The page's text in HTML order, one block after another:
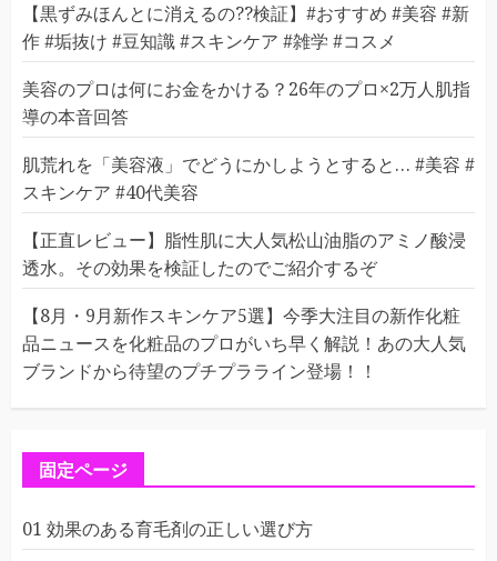
【黒ずみほんとに消えるの??検証】#おすすめ #美容 #新
作 #垢抜け #豆知識 #スキンケア #雑学 #コスメ
美容のプロは何にお金をかける？26年のプロ×2万人肌指
導の本音回答
肌荒れを「美容液」でどうにかしようとすると… #美容 #
スキンケア #40代美容
【正直レビュー】脂性肌に大人気松山油脂のアミノ酸浸
透水。その効果を検証したのでご紹介するぞ
【8月・9月新作スキンケア5選】今季大注目の新作化粧
品ニュースを化粧品のプロがいち早く解説！あの大人気
ブランドから待望のプチプラライン登場！！
固定ページ
01 効果のある育毛剤の正しい選び方